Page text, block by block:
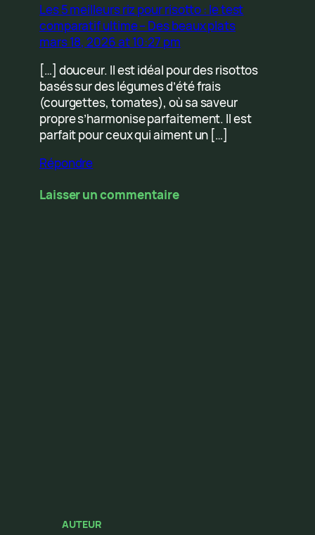
Les 5 meilleurs riz pour risotto : le test
comparatif ultime – Des beaux plats
mars 18, 2026 at 10:27 pm
[…] douceur. Il est idéal pour des risottos
basés sur des légumes d’été frais
(courgettes, tomates), où sa saveur
propre s’harmonise parfaitement. Il est
parfait pour ceux qui aiment un […]
Répondre
Laisser un commentaire
AUTEUR